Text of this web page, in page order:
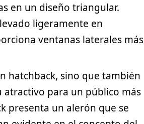
en un diseño triangular.
ligeramente en
ventanas laterales más
hatchback, sino que también
para un público más
presenta un alerón que se